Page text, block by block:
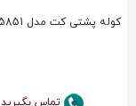
کوله پشتی کت مدل CAT85851
تماس بگیرید